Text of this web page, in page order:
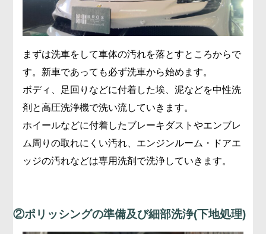
まずは洗車をして車体の汚れを落とすところからで
す。新車であっても必ず洗車から始めます。
ボディ、足回りなどに付着した埃、泥などを中性洗
剤と高圧洗浄機で洗い流していきます。
ホイールなどに付着したブレーキダストやエンブレ
ム周りの取れにくい汚れ、エンジンルーム・ドアエ
ッジの汚れなどは専用洗剤で洗浄していきます。
②ポリッシングの準備及び細部洗浄(下地処理)